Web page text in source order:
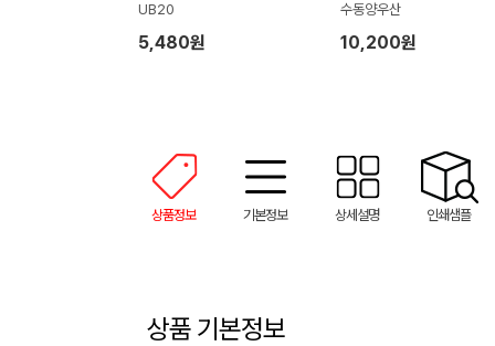
UB20
5,480원
수동양우산
10,200원
상품정보 기본정보 상세설명 인쇄샘플
상품 기본정보